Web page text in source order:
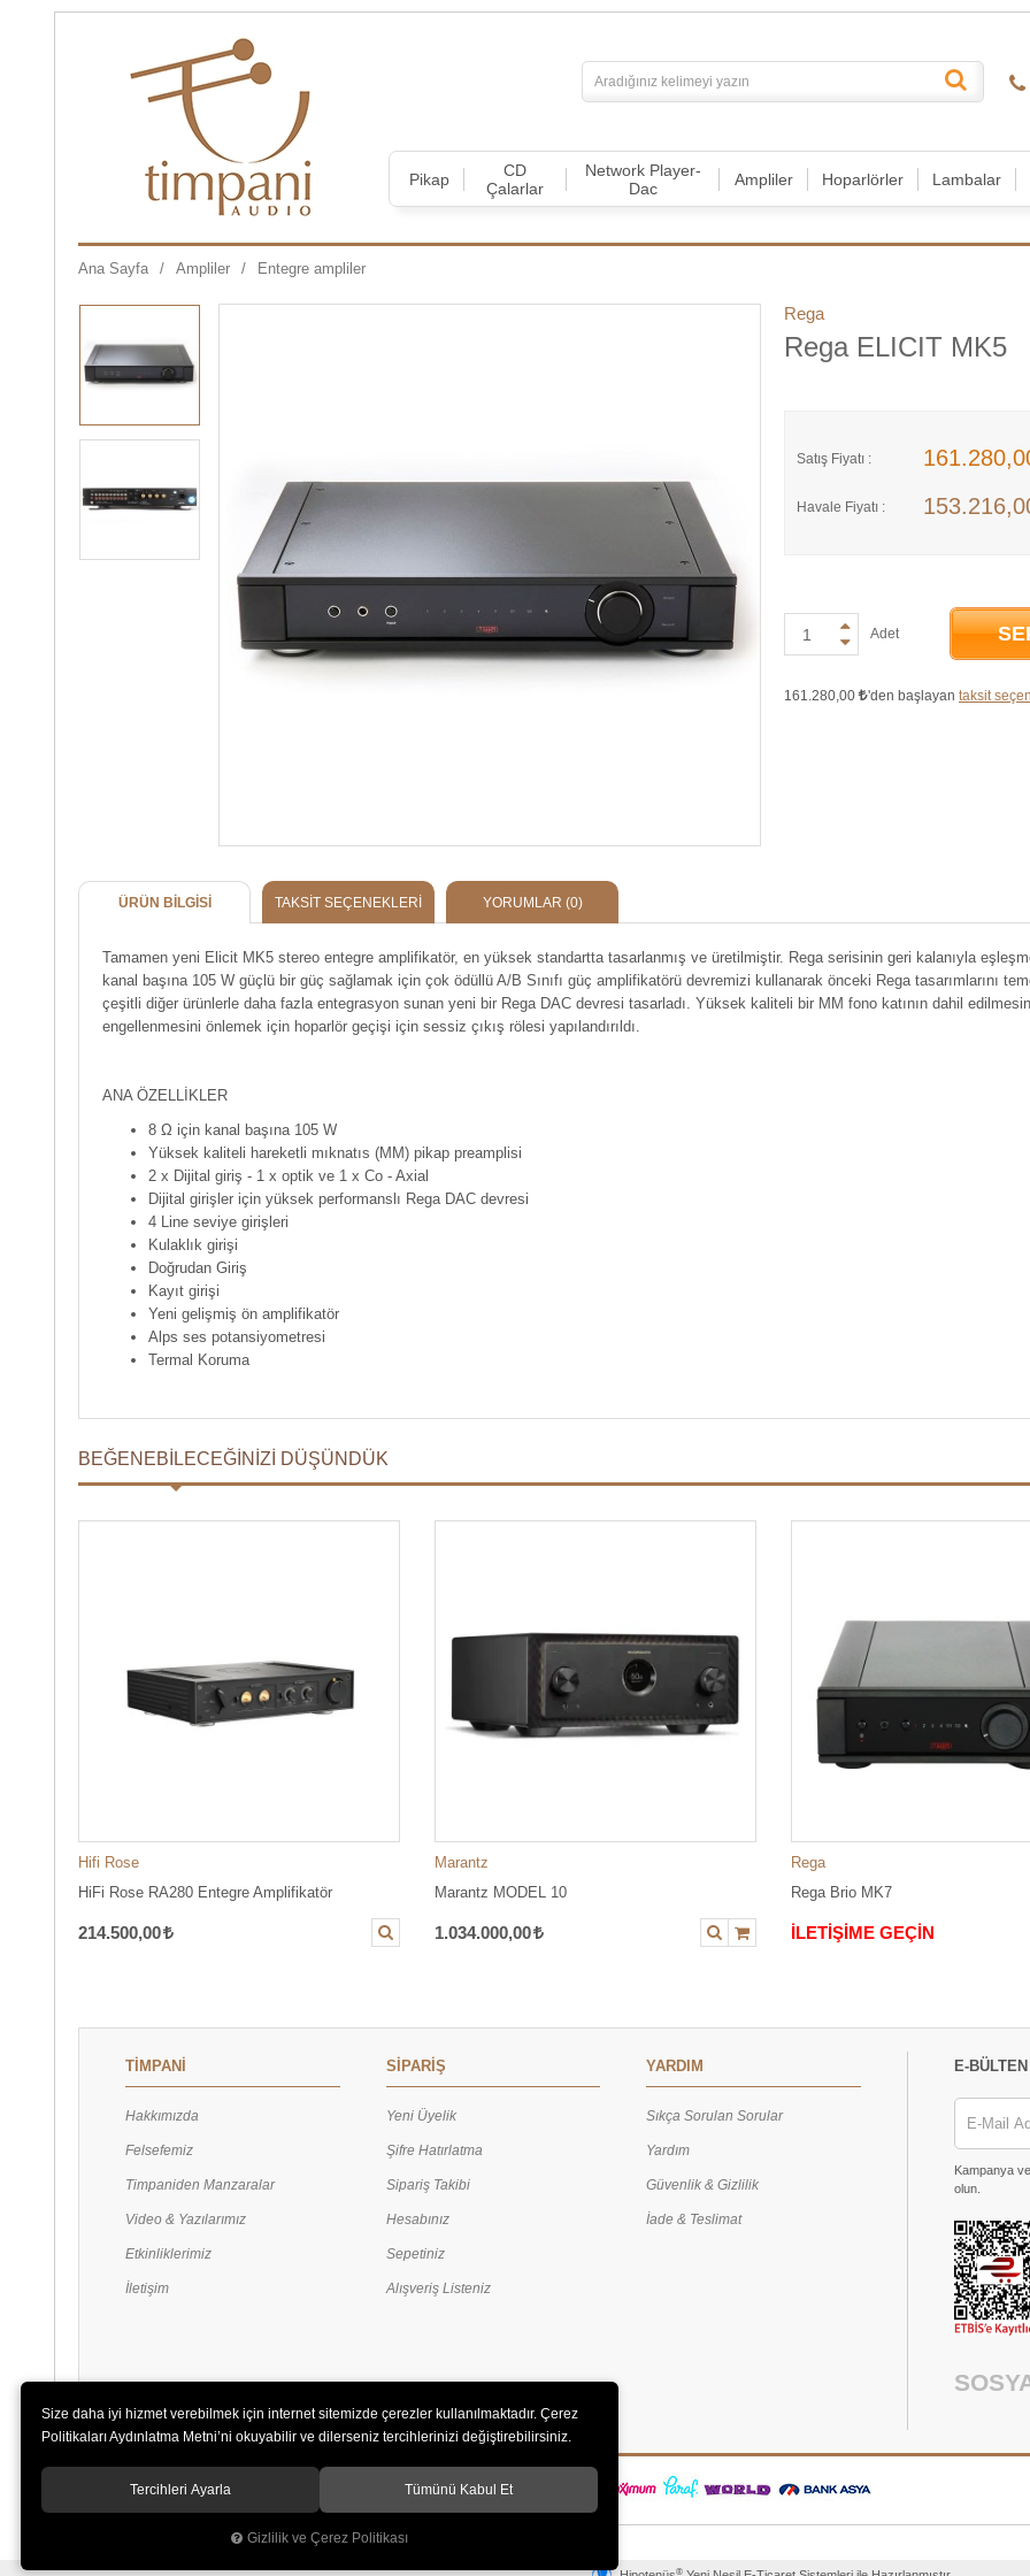
Pikap
CD
Çalarlar
Network Player-
Dac
Ampliler Hoparlörler Lambalar
Ana Sayfa Ampliler Entegre ampliler
Rega
Rega ELICIT MK5
Satış Fiyatı :
Havale Fiyatı :
Adet
161.280,00 'den başlayan taksit
ÜRÜN BILGISI TAKSIT SEÇENEKLERI YORUMLAR (0)
Tamamen yeni Elicit MK5 stereo entegre amplifikatör, en yüksek standartta tasarlanmış ve üretilmiştir. Rega serisinin geri kalanıyla
kanal başına 105 W güçlü bir güç sağlamak için çok ödüllü A/B Sınıfı güç amplifikatörü devremizi kullanarak önceki Rega tasarımlarını
çeşitli diğer ürünlerle daha fazla entegrasyon sunan yeni bir Rega DAC devresi tasarladı. Yüksek kaliteli bir MM fono katının dahil
engellenmesini önlemek için hoparlör geçişi için sessiz çıkış rölesi yapılandırıldı.
ANA ÖZELLİKLER
8 Ω için kanal başına 105 W
Yüksek kaliteli hareketli mıknatıs (MM) pikap preamplisi
2 x Dijital giriş - 1 x optik ve 1 x Co - Axial
Dijital girişler için yüksek performanslı Rega DAC devresi
4 Line seviye girişleri
Kulaklık girişi
Doğrudan Giriş
Kayıt girişi
Yeni gelişmiş ön amplifikatör
Alps ses potansiyometresi
Termal Koruma
BEĞENEBILECEĞINIZI DÜŞÜNDÜK
Hifi Rose
HiFi Rose RA280 Entegre Amplifikatör
214.500,00
Marantz
Marantz MODEL 10
1.034.000,00
Rega
Rega Brio MK7
İLETİŞİME GEÇİN
TİMPANİ
Hakkımızda
Felsefemiz
Timpaniden Manzaralar
Video & Yazılarımız
Etkinliklerimiz
İletişim
SİPARİŞ
Yeni Üyelik
Şifre Hatırlatma
Sipariş Takibi
Hesabınız
Sepetiniz
Alışveriş Listeniz
YARDIM
Sıkça Sorulan Sorular
Yardım
Güvenlik & Gizlilik
İade & Teslimat
E-BÜLTEN
Kampanya
olun.
®
Size daha iyi hizmet verebilmek için internet sitemizde çerezler kullanılmaktadır. Çerez
Politikaları Aydınlatma Metni’ni okuyabilir ve dilerseniz tercihlerinizi değiştirebilirsiniz.
Tercihleri Ayarla Tümünü Kabul Et
Gizlilik ve Çerez Politikası